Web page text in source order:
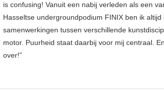
is confusing! Vanuit een nabij verleden als een
Hasseltse undergroundpodium FINIX ben ik
samenwerkingen tussen verschillende
motor. Puurheid staat daarbij voor mij centraal.
over!”